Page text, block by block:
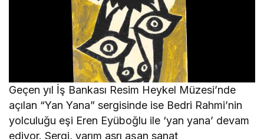
Geçen yıl İş Bankası Resim Heykel Müzesi’nde
açılan “Yan Yana” sergisinde ise Bedri Rahmi’nin
yolculuğu eşi Eren Eyüboğlu ile ‘yan yana’ devam
ediyor. Sergi, yarım asrı aşan sanat